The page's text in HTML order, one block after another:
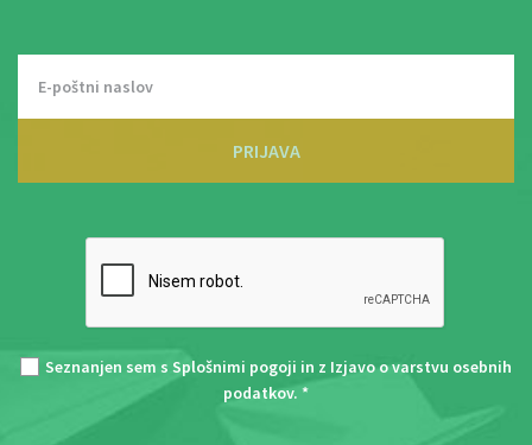
PRIJAVA
Seznanjen sem s Splošnimi pogoji in z Izjavo o varstvu osebnih
podatkov. *